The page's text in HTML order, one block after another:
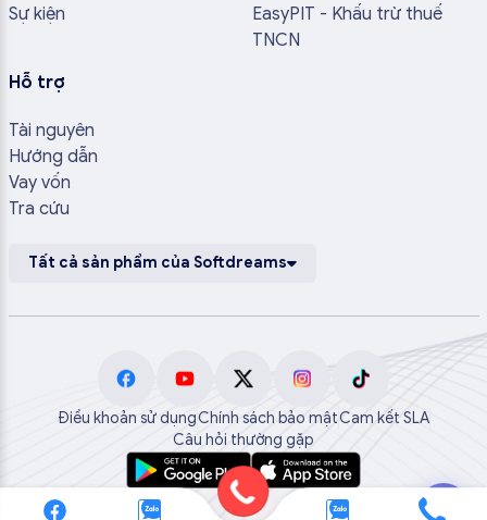
Sự kiện
EasyPIT - Khấu trừ thuế
TNCN
Hỗ trợ
Tài nguyên
Hướng dẫn
Vay vốn
Tra cứu
Tất cả sản phẩm của Softdreams
Điều khoản sử dụngChính sách bảo mậtCam kết SLA
Câu hỏi thường gặp
💬